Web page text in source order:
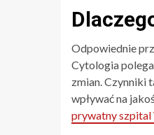
Odpowiednie
Cytologia
zmian. Czynniki
wpływać na
prywatny szpital